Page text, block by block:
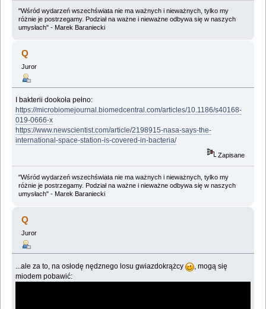
"Wśród wydarzeń wszechświata nie ma ważnych i nieważnych, tylko my
różnie je postrzegamy. Podział na ważne i nieważne odbywa się w naszych
umysłach" - Marek Baraniecki
Q
Juror
I bakterii dookoła pełno:
https://microbiomejournal.biomedcentral.com/articles/10.1186/s40168-
019-0666-x
https://www.newscientist.com/article/2198915-nasa-says-the-
international-space-station-is-covered-in-bacteria/
Zapisane
"Wśród wydarzeń wszechświata nie ma ważnych i nieważnych, tylko my
różnie je postrzegamy. Podział na ważne i nieważne odbywa się w naszych
umysłach" - Marek Baraniecki
Q
Juror
...ale za to, na osłodę nędznego losu gwiazdokrążcy
, mogą się
miodem pobawić: